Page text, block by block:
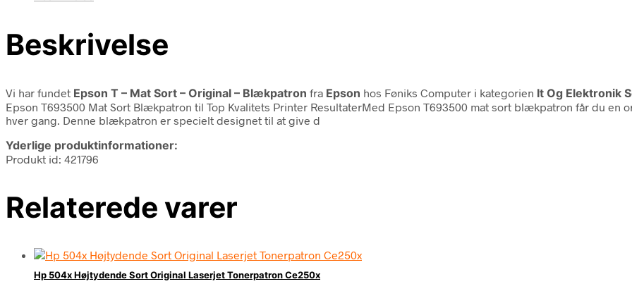
Beskrivelse
Vi har fundet Epson T – Mat Sort – Original – Blækpatron fra Epson hos Føniks Computer i kategorien It Og Elektronik
Epson T693500 Mat Sort Blækpatron til Top Kvalitets Printer ResultaterMed Epson T693500 mat sort blækpatron får du
hver gang. Denne blækpatron er specielt designet til at give d
Yderlige produktinformationer:
Produkt id: 421796
Relaterede varer
Hp 504x Højtydende Sort Original Laserjet Tonerpatron Ce250x